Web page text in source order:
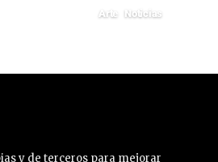
Arte Noticias
y de terceros para mejorar